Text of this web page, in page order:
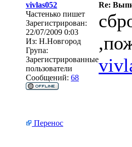
vivlas052
Re:
Частенько пишет
Зарегистрирован:
22/07/2009 0:03
Из: Н.Новгород
Група:
Зарегистрированные
пользователи
Сообщений: 68
Перенос